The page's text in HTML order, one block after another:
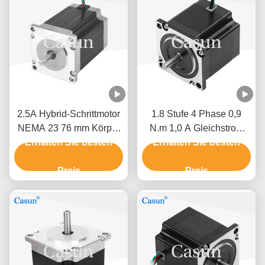
2.5A Hybrid-Schrittmotor
NEMA 23 76 mm Körper
1,5 N.M für CNC-
Erhalten Sie besten
Preis
1.8 Stufe 4 Phase 0,9
N.m 1,0 A Gleichstrom
NEMA 23 Hybrid-
Roboter
Erhalten Sie besten
Preis